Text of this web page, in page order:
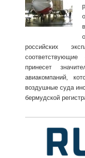
российских
принесет
авиакомпаний,
воздушные суда
бермудской